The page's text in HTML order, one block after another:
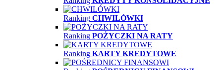
Ranking CHWILÓWKI
Ranking POŻYCZKI NA RATY
Ranking KARTY KREDYTOWE